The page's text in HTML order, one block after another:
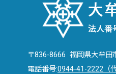
〒836-8666 福岡県大牟田
電話番号:0944-41-2222（代